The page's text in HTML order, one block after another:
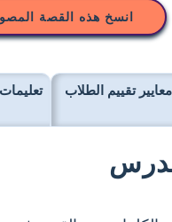
انسخ هذه القصة
معايير تقييم الطلاب